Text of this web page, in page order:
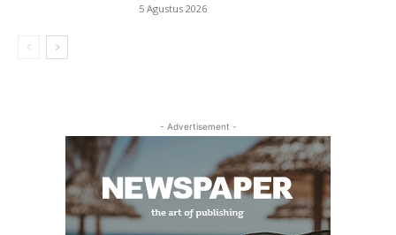
5 Agustus 2026
- Advertisement -